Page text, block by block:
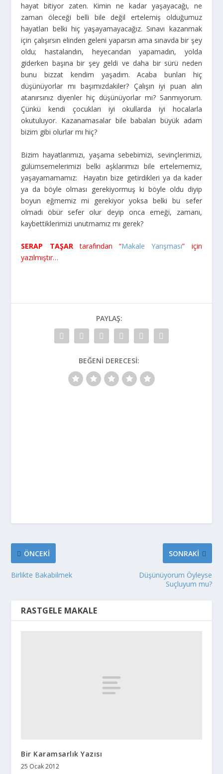
hayat bitiyor zaten. Kimin ne kadar yaşayacağı, ne
zaman öleceği belli bile değil ertelemiş olduğumuz
hayatları belki hiç yaşayamayacağız. Sınavı kazanmak
için çalışırsın elinden geleni yaparsın ama sınavda bir şey
oldu; hastalandın, heyecandan yapamadın, yolda
giderken başına bir şey geldi ve daha bir sürü neden
bunu bizzat kendim yaşadım. Acaba bunları hiç
düşünüyorlar mı başımızdakiler? Çalışın iyi puan alın
atanırsınız diyenler hiç düşünüyorlar mı? Sanmıyorum.
Çünkü kendi çocukları iyi okullarda iyi hocalarla
okutuluyor. Kazanamasalar bile babaları büyük adam
bizim gibi olurlar mı hiç?
Bizim hayatlarımızı, yaşama sebebimizi, sevinçlerimizi,
gülümsemelerimizi belki aşklarımızı bile ertelememiz,
yaşayamamamız: Hayatın bize getirdikleri ya da kader
ya da böyle olması gerekiyormuş ki böyle oldu diyip
boyun eğmemiz mi gerekiyor yoksa belki bu sefer
olmadı öbür sefer olur deyip onca emeği, zamanı,
kaybettiklerimizi unutmamız mı gerek?
SERAP TAŞARtarafından “Makale Yarışması” için
yazılmıştır…
PAYLAŞ:
BEĞENI DERECESI:
ÖNCEKI
Birlikte Bakabilmek
SONRAKI
Düşünüyorum Öyleyse
Suçluyum mu?
RASTGELE MAKALE
Bir Karamsarlık Yazısı
25 Ocak 2012